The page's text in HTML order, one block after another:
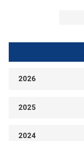
2026
2025
2024